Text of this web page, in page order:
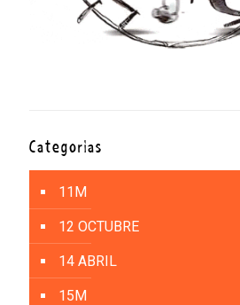
Categorías
11M
12 OCTUBRE
14 ABRIL
15M